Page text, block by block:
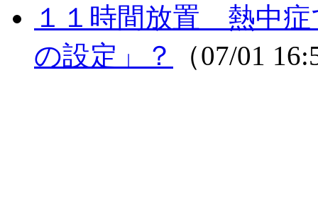
１１時間放置 熱中
の設定」？
（07/01